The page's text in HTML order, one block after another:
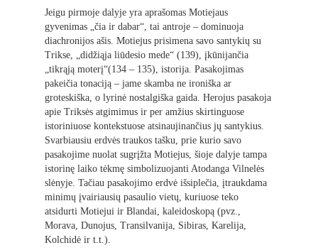
Jeigu pirmoje dalyje yra aprašomas Motiejaus
gyvenimas „čia ir dabar“, tai antroje – dominuoja
diachronijos ašis. Motiejus prisimena savo santykių su
Trikse, „didžiąja liūdesio mede“ (139), įkūnijančia
„tikrąją moterį“(134 – 135), istorija. Pasakojimas
pakeičia tonaciją – jame skamba ne ironiška ar
groteskiška, o lyrinė nostalgiška gaida. Herojus pasakoja
apie Triksės atgimimus ir per amžius skirtinguose
istoriniuose kontekstuose atsinaujinančius jų santykius.
Svarbiausiu erdvės traukos tašku, prie kurio savo
pasakojime nuolat sugrįžta Motiejus, šioje dalyje tampa
istorinę laiko tėkmę simbolizuojanti Atodanga Vilnelės
slėnyje. Tačiau pasakojimo erdvė išsiplečia, įtraukdama
minimų įvairiausių pasaulio vietų, kuriuose teko
atsidurti Motiejui ir Blandai, kaleidoskopą (pvz.,
Morava, Dunojus, Transilvanija, Sibiras, Karelija,
Kolchidė ir t.t.).